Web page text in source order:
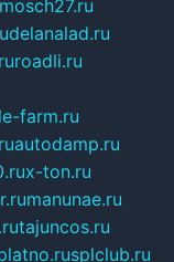
delanalad.ru
roadli.ru
farm.ru
autodamp.ru
x-ton.ru
manunae.ru
tajuncos.ru
splclub.ru